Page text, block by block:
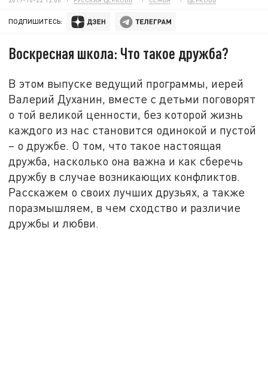
ПОДПИШИТЕСЬ:
Воскресная школа: Что такое дружба?
В этом выпуске ведущий программы, иерей
Валерий Духанин, вместе с детьми поговорят
о той великой ценности, без которой жизнь
каждого из нас становится одинокой и пустой
– о дружбе. О том, что такое настоящая
дружба, насколько она важна и как сберечь
дружбу в случае возникающих конфликтов.
Расскажем о своих лучших друзьях, а также
поразмышляем, в чем сходство и различие
дружбы и любви.